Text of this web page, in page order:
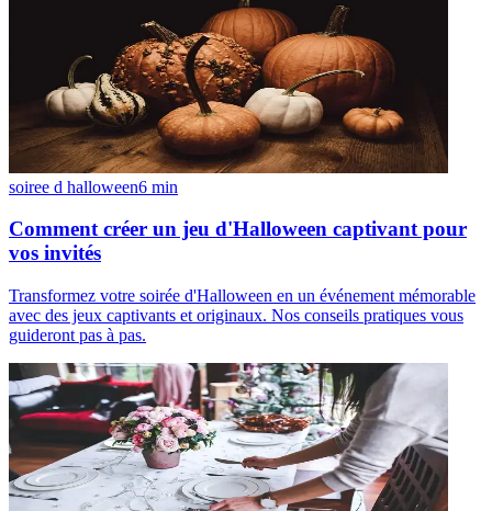
soiree d halloween6 min
Comment créer un jeu d'Halloween captivant pour
vos invités
Transformez votre soirée d'Halloween en un événement mémorable
avec des jeux captivants et originaux. Nos conseils pratiques vous
guideront pas à pas.